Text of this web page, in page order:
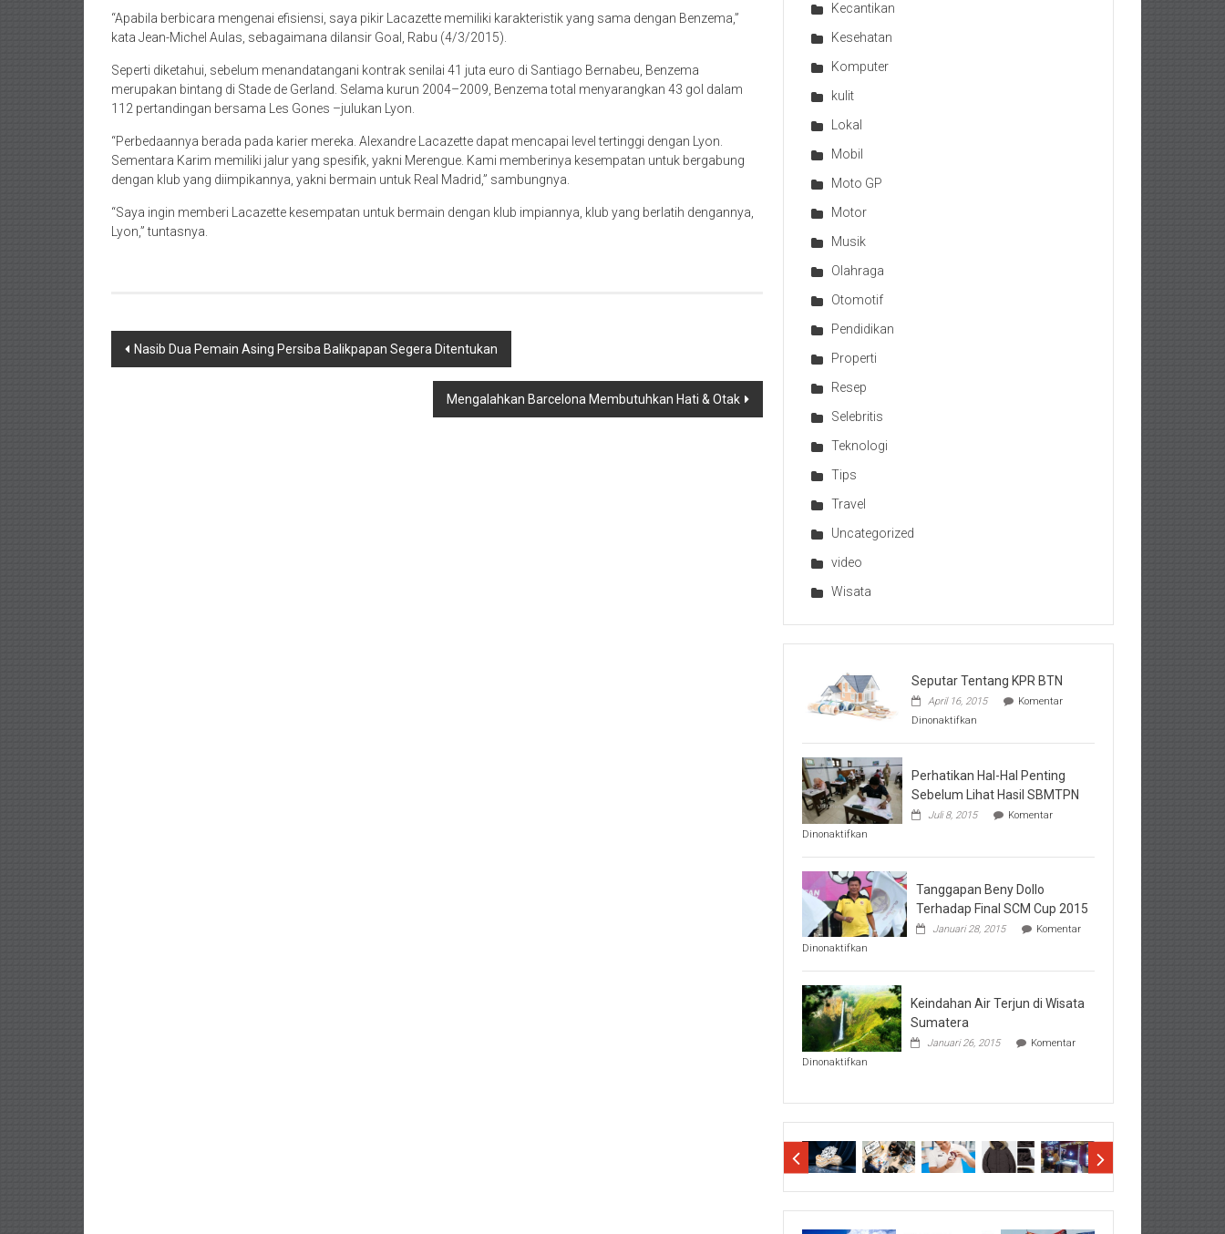
“Apabila berbicara mengenai efisiensi, saya pikir Lacazette memiliki karakteristik yang sama dengan Benzema,”
kata Jean-Michel Aulas, sebagaimana dilansir Goal, Rabu (4/3/2015).
Seperti diketahui, sebelum menandatangani kontrak senilai 41 juta euro di Santiago Bernabeu, Benzema
merupakan bintang di Stade de Gerland. Selama kurun 2004–2009, Benzema total menyarangkan 43 gol dalam
112 pertandingan bersama Les Gones –julukan Lyon.
“Perbedaannya berada pada karier mereka. Alexandre Lacazette dapat mencapai level tertinggi dengan Lyon.
Sementara Karim memiliki jalur yang spesifik, yakni Merengue. Kami memberinya kesempatan untuk bergabung
dengan klub yang diimpikannya, yakni bermain untuk Real Madrid,” sambungnya.
“Saya ingin memberi Lacazette kesempatan untuk bermain dengan klub impiannya, klub yang berlatih dengannya,
Lyon,” tuntasnya.
Navigasi
Nasib Dua Pemain Asing Persiba Balikpapan Segera Ditentukan
Mengalahkan Barcelona Membutuhkan Hati & Otak
Kecantikan
Kesehatan
Komputer
kulit
Lokal
Mobil
Moto GP
Motor
Musik
Olahraga
Otomotif
Pendidikan
Properti
Resep
Selebritis
Teknologi
Tips
Travel
Uncategorized
video
Wisata
Seputar Tentang KPR BTN
April 16, 2015
Komentar
Dinonaktifkan
Tentang
BTN
Perhatikan Hal-Hal Penting
Sebelum Lihat Hasil SBMTPN
Juli 8, 2015
Komentar
Dinonaktifkan
Hal-
Hal
Penting
Sebelum
Lihat
Hasil
Tanggapan Beny Dollo
Terhadap Final SCM Cup 2015
Januari 28, 2015
Komentar
Dinonaktifkan
Beny
Dollo
Terhadap
Final
SCM
Cup
Keindahan Air Terjun di Wisata
Sumatera
Januari 26, 2015
Komentar
Dinonaktifkan
Terjun
Sumatera